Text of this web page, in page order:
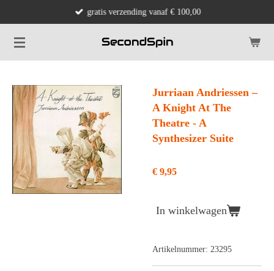
naar
de
gratis verzending vanaf € 100,00
Jurriaan Andriessen –
A Knight At The
Theatre - A
Synthesizer Suite
€ 9,95
In winkelwagen
Artikelnummer: 23295